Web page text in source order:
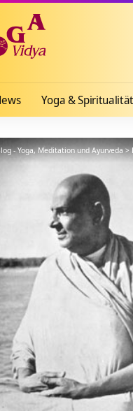
Yoga & Spiritualität
- Yoga, Meditation und Ayurveda>